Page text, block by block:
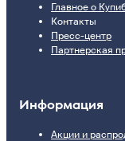
Главное о
Контакты
Пресс-центр
Партнерская
Информация
Акции и